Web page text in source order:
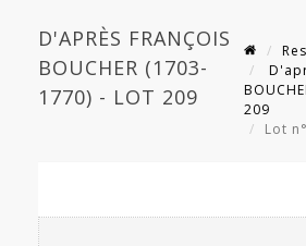
D'APRÈS FRANÇOIS
BOUCHER (1703-
1770) - LOT 209
209
Lot